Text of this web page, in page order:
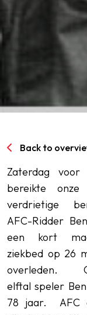
SPORTPARK
Back to
Zaterdag voor
bereikte
verdrietige
AFC-Ridder
een kort
ziekbed op 26
overleden.
elftal speler
78 jaar. AFC